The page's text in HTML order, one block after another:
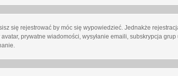
się rejestrować by móc się wypowiedzieć. Jednakże
prywatne wiadomości, wysyłanie emaili, subskrypcja